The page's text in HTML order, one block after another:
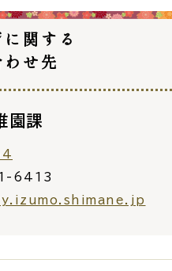
関する
せ先
園課
6413